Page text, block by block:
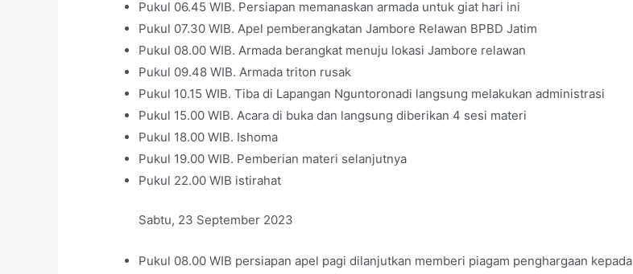
Pukul 06.45 WIB. Persiapan memanaskan armada untuk giat hari ini
Pukul 07.30 WIB. Apel pemberangkatan Jambore Relawan BPBD Jatim
Pukul 08.00 WIB. Armada berangkat menuju lokasi Jambore relawan
Pukul 09.48 WIB. Armada triton rusak
Pukul 10.15 WIB. Tiba di Lapangan Nguntoronadi langsung melakukan administrasi
Pukul 15.00 WIB. Acara di buka dan langsung diberikan 4 sesi materi
Pukul 18.00 WIB. Ishoma
Pukul 19.00 WIB. Pemberian materi selanjutnya
Pukul 22.00 WIB istirahat
Sabtu, 23 September 2023
Pukul 08.00 WIB persiapan apel pagi dilanjutkan memberi piagam penghargaan kepada